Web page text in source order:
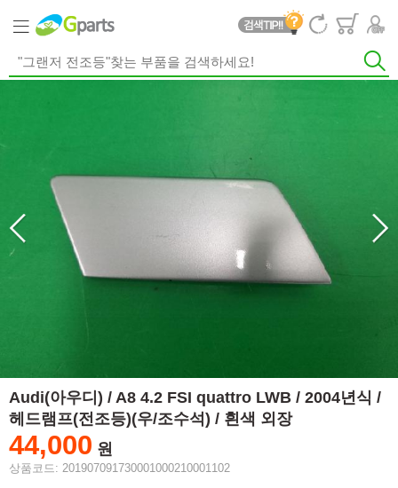
Audi(아우디) / A8 4.2 FSI quattro LWB / 2004년식 /
헤드램프(전조등)(우/조수석) / 흰색 외장
44,000 원
상품코드: 201907091730001000210001102